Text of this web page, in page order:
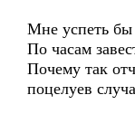
Мне успеть бы
По часам
Почему так
поцелуев